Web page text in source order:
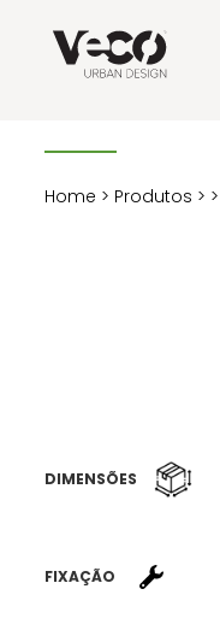
Home > Produtos > >
DIMENSÕES
FIXAÇÃO